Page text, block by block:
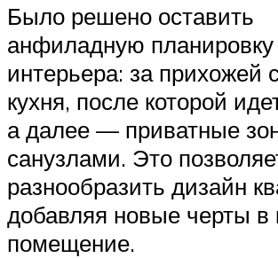
Было решено оставить
анфиладную планировку
интерьера: за прихожей
кухня, после которой
а далее — приватные
санузлами. Это
разнообразить дизайн
добавляя новые черты в
помещение.